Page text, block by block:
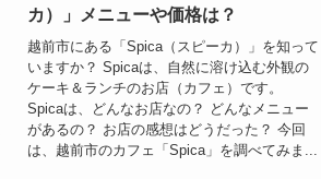
カ）」メニューや価格は？
越前市にある「Spica（スピーカ）」を知って
いますか？ Spicaは、自然に溶け込む外観の
ケーキ＆ランチのお店（カフェ）です。
Spicaは、どんなお店なの？ どんなメニュー
があるの？ お店の感想はどうだった？ 今回
は、越前市のカフェ「Spica」を調べてみま...